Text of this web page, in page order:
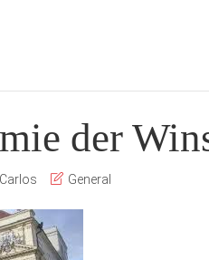
der
General